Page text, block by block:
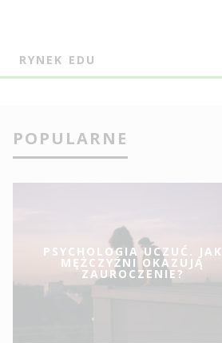
RYNEK EDU
POPULARNE
PSYCHOLOGIA UCZUĆ. JAK
MĘŻCZYŹNI OKAZUJĄ
ZAUROCZENIE?